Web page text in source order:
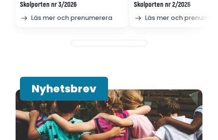
Skolporten nr 3/2026
Läs mer och prenumerera
Skolporten nr 2/2026
Läs mer och
Nyhetsbrev